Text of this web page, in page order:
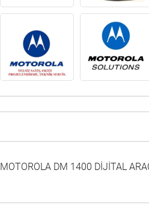
MOTOROLA DM 1400 DİJİTAL